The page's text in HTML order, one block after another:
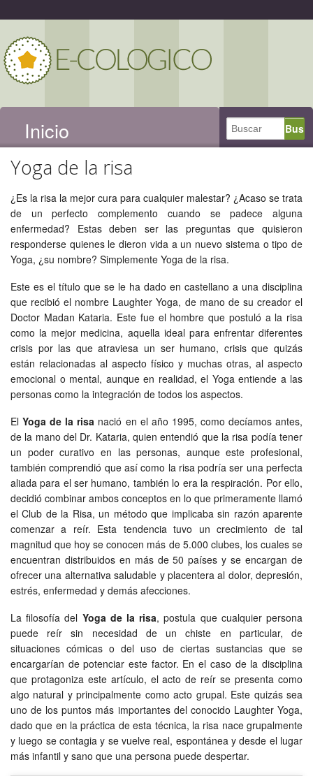
Inicio
Yoga de la risa
¿Es la risa la mejor cura para cualquier malestar? ¿Acaso se trata
de un perfecto complemento cuando se padece alguna
enfermedad? Estas deben ser las preguntas que quisieron
responderse quienes le dieron vida a un nuevo sistema o tipo de
Yoga, ¿su nombre? Simplemente Yoga de la risa.
Este es el título que se le ha dado en castellano a una disciplina
que recibió el nombre Laughter Yoga, de mano de su creador el
Doctor Madan Kataria. Este fue el hombre que postuló a la risa
como la mejor medicina, aquella ideal para enfrentar diferentes
crisis por las que atraviesa un ser humano, crisis que quizás
están relacionadas al aspecto físico y muchas otras, al aspecto
emocional o mental, aunque en realidad, el Yoga entiende a las
personas como la integración de todos los aspectos.
ElYoga de la risa nació en el año 1995, como decíamos antes,
de la mano del Dr. Kataria, quien entendió que la risa podía tener
un poder curativo en las personas, aunque este profesional,
también comprendió que así como la risa podría ser una perfecta
aliada para el ser humano, también lo era la respiración. Por ello,
decidió combinar ambos conceptos en lo que primeramente llamó
el Club de la Risa, un método que implicaba sin razón aparente
comenzar a reír. Esta tendencia tuvo un crecimiento de tal
magnitud que hoy se conocen más de 5.000 clubes, los cuales se
encuentran distribuidos en más de 50 países y se encargan de
ofrecer una alternativa saludable y placentera al dolor, depresión,
estrés, enfermedad y demás afecciones.
La filosofía del Yoga de la risa, postula que cualquier persona
puede reír sin necesidad de un chiste en particular, de
situaciones cómicas o del uso de ciertas sustancias que se
encargarían de potenciar este factor. En el caso de la disciplina
que protagoniza este artículo, el acto de reír se presenta como
algo natural y principalmente como acto grupal. Este quizás sea
uno de los puntos más importantes del conocido Laughter Yoga,
dado que en la práctica de esta técnica, la risa nace grupalmente
y luego se contagia y se vuelve real, espontánea y desde el lugar
más infantil y sano que una persona puede despertar.